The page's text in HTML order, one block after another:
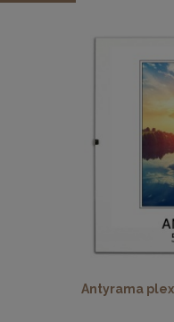
Cena
Antyrama